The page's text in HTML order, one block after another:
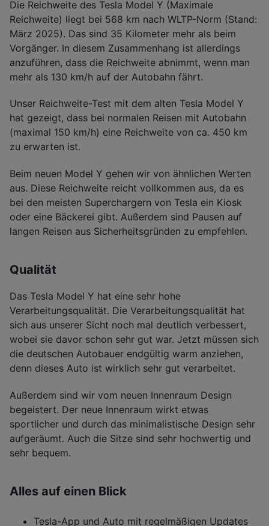
Die Reichweite des Tesla Model Y (Maximale
Reichweite) liegt bei 568 km nach WLTP-Norm (Stand:
März 2025). Das sind 35 Kilometer mehr als beim
Vorgänger. In diesem Zusammenhang ist allerdings
anzuführen, dass die Reichweite abnimmt, wenn man
mehr als 130 km/h auf der Autobahn fährt.
Unser Reichweite-Test mit dem alten Tesla Model Y
hat gezeigt, dass bei normalen Reisen mit Autobahn
(maximal 150 km/h) eine Reichweite von ca. 450 km
zu erwarten ist.
Beim neuen Model Y gehen wir von ähnlichen Werten
aus. Diese Reichweite reicht vollkommen aus, da es
bei den meisten Superchargern von Tesla ein Kiosk
oder eine Bäckerei gibt. Außerdem sind Pausen auf
langen Reisen aus Sicherheitsgründen zu empfehlen.
Qualität
Das Tesla Model Y hat eine sehr hohe
Verarbeitungsqualität. Die Verarbeitungsqualität hat
sich aus unserer Sicht noch mal deutlich verbessert,
wobei sie davor schon sehr gut war. Jetzt müssen sich
die deutschen Autobauer endgültig warm anziehen,
denn dieses Auto ist wirklich sehr gut verarbeitet.
Außerdem sind wir vom neuen Innenraum Design
begeistert. Der neue Innenraum wirkt etwas
sportlicher und durch das minimalistische Design sehr
aufgeräumt. Auch die Sitze sind sehr hochwertig und
sehr bequem.
Alles auf einen Blick
Tesla-App und Auto mit regelmäßigen Updates